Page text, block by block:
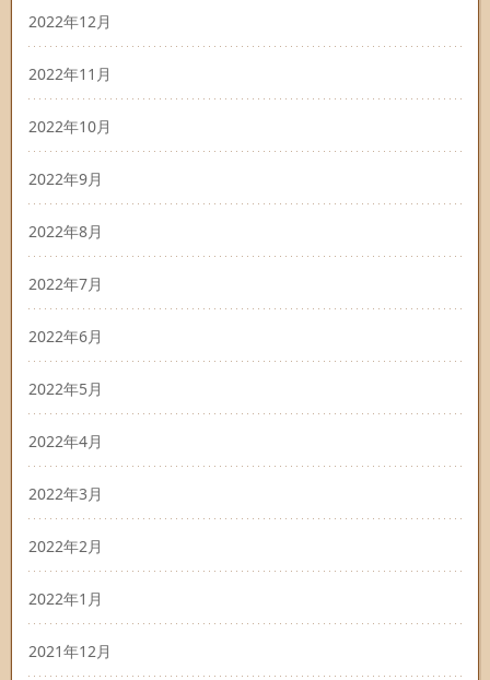
2022年12月
2022年11月
2022年10月
2022年9月
2022年8月
2022年7月
2022年6月
2022年5月
2022年4月
2022年3月
2022年2月
2022年1月
2021年12月